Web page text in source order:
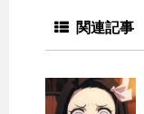
関連記事